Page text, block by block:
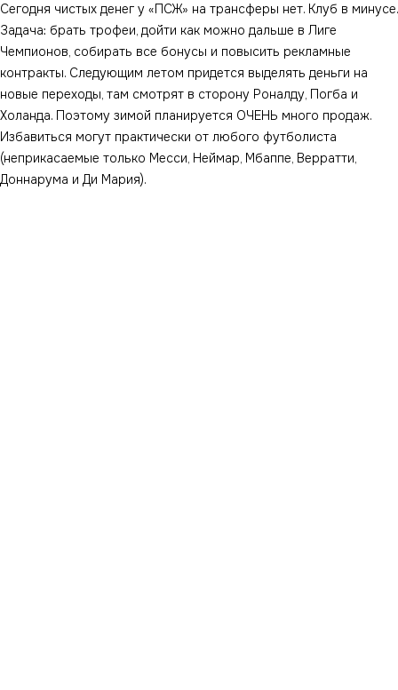
Сегодня чистых денег у «ПСЖ» на трансферы нет. Клуб в минусе.
Задача: брать трофеи, дойти как можно дальше в Лиге
Чемпионов, собирать все бонусы и повысить рекламные
контракты. Следующим летом придется выделять деньги на
новые переходы, там смотрят в сторону Роналду, Погба и
Холанда. Поэтому зимой планируется ОЧЕНЬ много продаж.
Избавиться могут практически от любого футболиста
(неприкасаемые только Месси, Неймар, Мбаппе, Верратти,
Доннарума и Ди Мария).